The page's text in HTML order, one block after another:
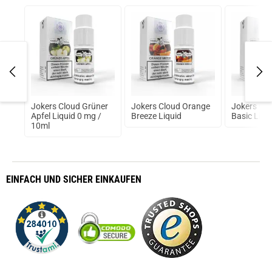
Jokers Cloud Grüner
Apfel Liquid 0 mg /
10ml
Jokers Cloud Orange
Breeze Liquid
Jokers
Basic
EINFACH UND SICHER EINKAUFEN